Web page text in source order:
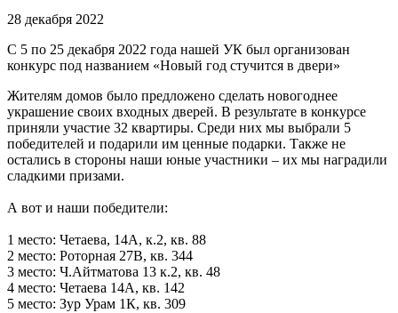
28 декабря 2022
С 5 по 25 декабря 2022 года нашей УК был организован
конкурс под названием «Новый год стучится в двери»
Жителям домов было предложено сделать новогоднее
украшение своих входных дверей. В результате в конкурсе
приняли участие 32 квартиры. Среди них мы выбрали 5
победителей и подарили им ценные подарки. Также не
остались в стороны наши юные участники – их мы наградили
сладкими призами.
А вот и наши победители:
1 место: Четаева, 14А, к.2, кв. 88
2 место: Роторная 27В, кв. 344
3 место: Ч.Айтматова 13 к.2, кв. 48
4 место: Четаева 14А, кв. 142
5 место: Зур Урам 1К, кв. 309